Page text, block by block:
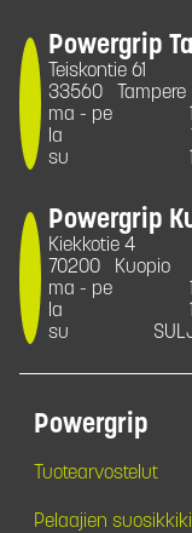
Powergrip
Teiskontie 61
33560
Tampere
ma - pe
la
su
Powergrip
Kiekkotie 4
70200
Kuopio
ma - pe
la
su
Powergrip
Tuotearvostelut
Pelaajien